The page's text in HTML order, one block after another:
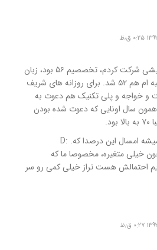
من خودم پارسال آزمایشی شرکت کردم، تخصصیم ۵۶ بود، زبان
۳۰ و استعداد ۲۵ و رتبه ام هم ۵۲ شد. برای روزانه های شریف
و خواجه و پلی تکنیک هم دعوت به
سال اونایی که دعوت شده بودن
بین ۱۰۰ تا ۲۰۰ چون خیلی متغیره، مخصوصا ما که
احتمالش هست تراز خیلی کمی رو سر